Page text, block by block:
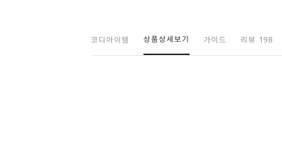
코디아이템 상품상세보기 가이드 리뷰 198